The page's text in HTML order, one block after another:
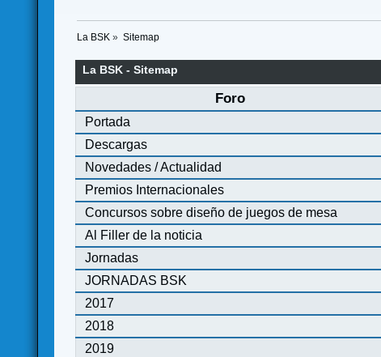
La BSK » Sitemap
La BSK - Sitemap
Foro
Portada
Descargas
Novedades / Actualidad
Premios Internacionales
Concursos sobre diseño de juegos de mesa
Al Filler de la noticia
Jornadas
JORNADAS BSK
2017
2018
2019